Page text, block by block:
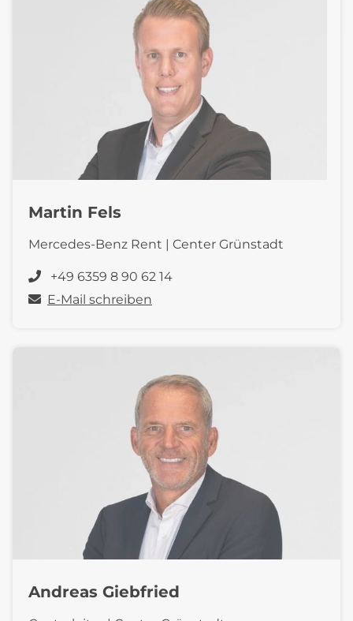
Martin Fels
Mercedes-Benz Rent | Center Grünstadt
+49 6359 8 90 62 14
E-Mail schreiben
Andreas Giebfried